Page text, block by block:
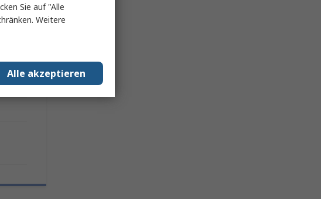
Sie auf "Alle
Weitere
Alle akzeptieren